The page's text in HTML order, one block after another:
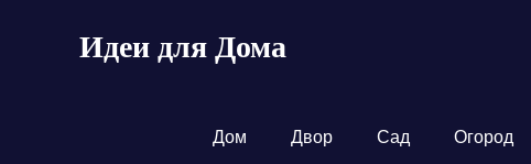
Идеи для Дома
Дом Двор Сад Огород